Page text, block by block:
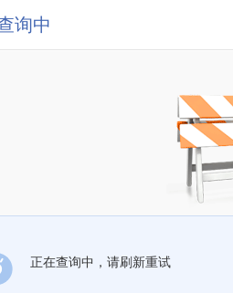
询中
正在查询中，请刷新重试